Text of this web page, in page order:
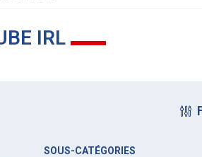
IRL
SOUS-CATÉGORIES